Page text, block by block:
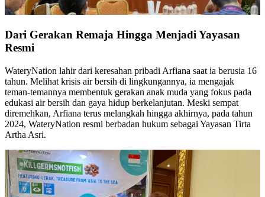
Dari Gerakan Remaja Hingga Menjadi Yayasan
Resmi
WateryNation lahir dari keresahan pribadi Arfiana saat ia berusia 16
tahun. Melihat krisis air bersih di lingkungannya, ia mengajak
teman-temannya membentuk gerakan anak muda yang fokus pada
edukasi air bersih dan gaya hidup berkelanjutan. Meski sempat
diremehkan, Arfiana terus melangkah hingga akhirnya, pada tahun
2024, WateryNation resmi berbadan hukum sebagai Yayasan Tirta
Artha Asri.